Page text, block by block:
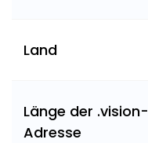
Land
Länge der .vision-
Adresse